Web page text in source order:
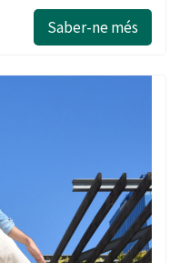
Saber-ne més